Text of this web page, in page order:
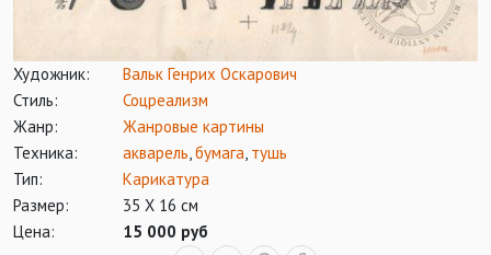
Художник:
Вальк Генрих Оскарович
Стиль:
Соцреализм
Жанр:
Жанровые картины
Техника:
акварель,бумага, тушь
Тип:
Карикатура
Размер:
35 Х 16 см
Цена:
15 000 руб